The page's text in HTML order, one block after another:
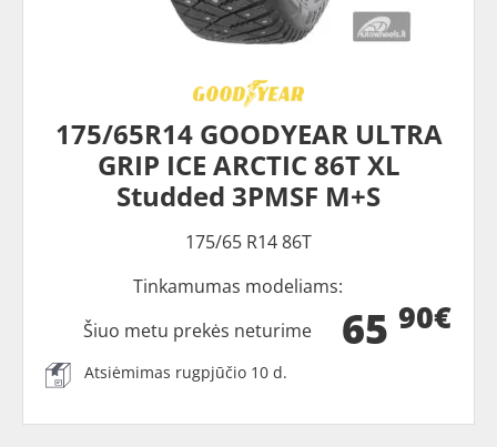
175/65R14 GOODYEAR ULTRA
GRIP ICE ARCTIC 86T XL
Studded 3PMSF M+S
175/65 R14 86T
Tinkamumas modeliams:
65 90€
Šiuo metu prekės neturime
Atsiėmimas rugpjūčio 10 d.